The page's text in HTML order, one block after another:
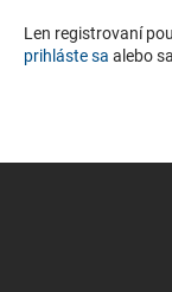
Len registrovaní
prihláste sa alebo sa